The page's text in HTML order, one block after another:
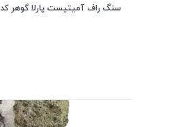
سنگ راف آمیتیست پارلا گوهر کد 6422